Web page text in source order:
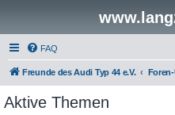
FAQ
Freunde des Audi Typ 44 e.V.
Aktive Themen